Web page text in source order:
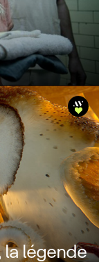
légende